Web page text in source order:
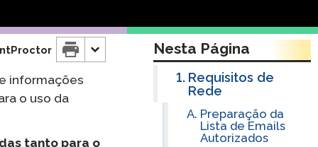
ClassLink
Esperto
Locais de trabalho
& Conformidade
Suporte
Nesta Página
Requisitos de
Rede
Preparação da
Lista de Emails
Autorizados
informações
o uso da
tanto para o